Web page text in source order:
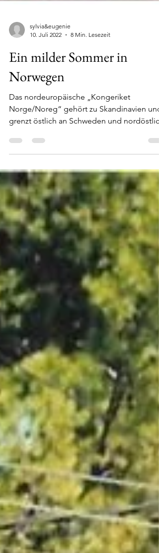
10. Juli 2022
8 Min. Lesezeit
Ein milder Sommer in
Norwegen
Das nordeuropäische „Kongeriket
grenzt östlich an Schweden und nordöstlich
an Finnland und...